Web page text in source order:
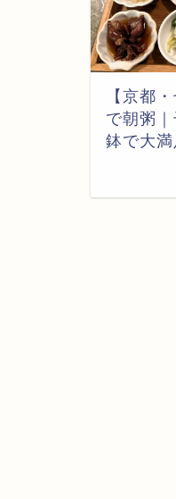
【京都
で朝粥
鉢で大